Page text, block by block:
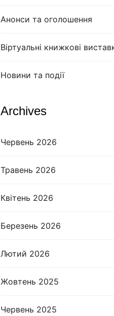
Анонси та оголошення
Віртуальні книжкові
Новини та події
Archives
Червень 2026
Травень 2026
Квітень 2026
Березень 2026
Лютий 2026
Жовтень 2025
Червень 2025